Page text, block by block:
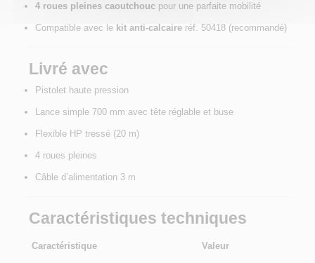
4 roues pleines caoutchouc pour une parfaite mobilité
Compatible avec le kit anti-calcaire réf. 50418 (recommandé)
Livré avec
Pistolet haute pression
Lance simple 700 mm avec tête réglable et buse
Flexible HP tressé (20 m)
4 roues pleines
Câble d’alimentation 3 m
Caractéristiques techniques
Caractéristique Valeur